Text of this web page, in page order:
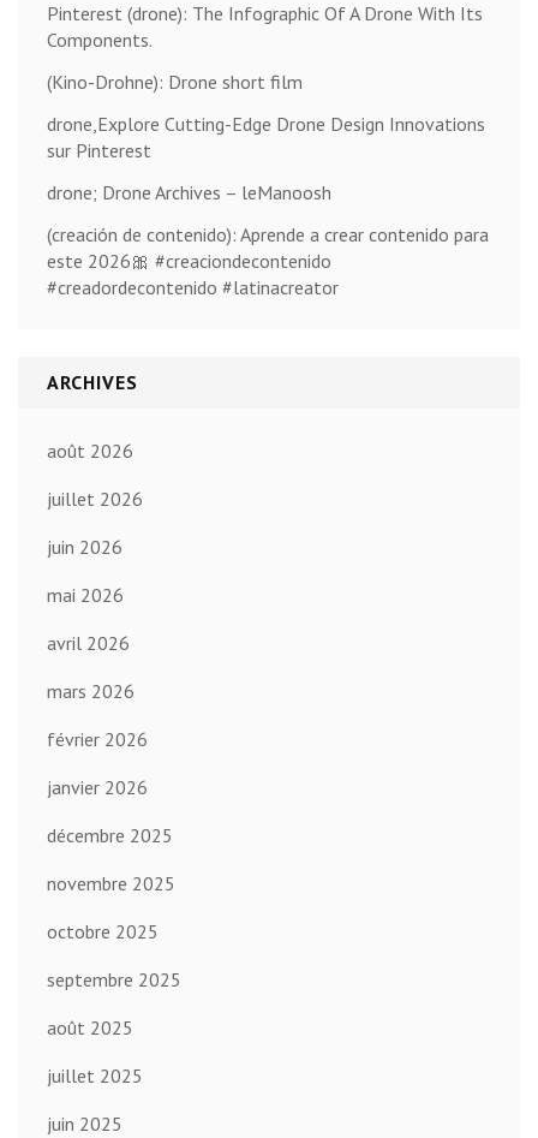
Pinterest (drone): The Infographic Of A Drone With Its
Components.
(Kino-Drohne): Drone short film
drone,Explore Cutting-Edge Drone Design Innovations
sur Pinterest
drone; Drone Archives – leManoosh
(creación de contenido): Aprende a crear contenido para
este 2026🎀 #creaciondecontenido
#creadordecontenido #latinacreator
ARCHIVES
août 2026
juillet 2026
juin 2026
mai 2026
avril 2026
mars 2026
février 2026
janvier 2026
décembre 2025
novembre 2025
octobre 2025
septembre 2025
août 2025
juillet 2025
juin 2025